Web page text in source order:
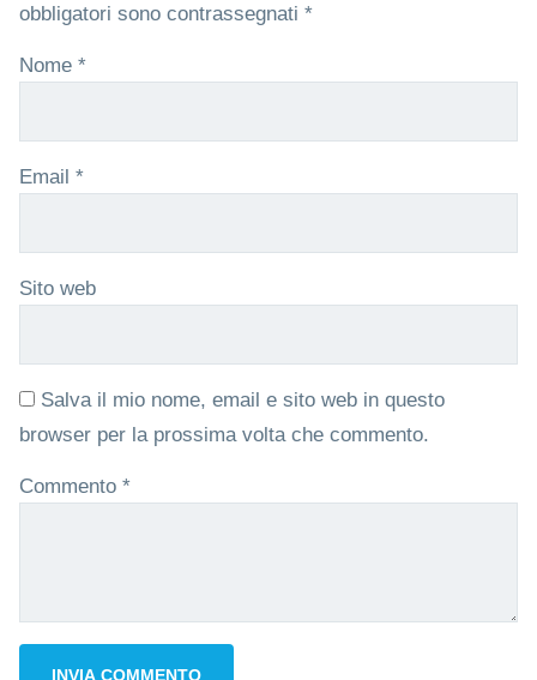
obbligatori sono contrassegnati *
Nome *
Email *
Sito web
Salva il mio nome, email e sito web in questo
browser per la prossima volta che commento.
Commento *